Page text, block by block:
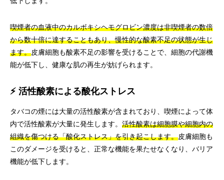
喫煙者の血液中のカルボキシヘモグロビン濃度は非喫煙者の数倍
から数十倍に達することもあり、慢性的な酸素不足の状態が生じ
ます。皮膚細胞も酸素不足の影響を受けることで、細胞の代謝機
能が低下し、健康な肌の再生が妨げられます。
⚡ 活性酸素による酸化ストレス
タバコの煙には大量の活性酸素が含まれており、喫煙によって体
内で活性酸素が大量に発生します。 活性酸素は細胞膜や細胞内の
組織を傷つける「酸化ストレス」を引き起こします。皮膚細胞も
このダメージを受けると、正常な機能を果たせなくなり、バリア
機能が低下します。